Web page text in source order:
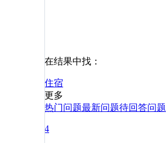
在结果中找：
住宿
更多
热门问题最新问题待回答问题
4